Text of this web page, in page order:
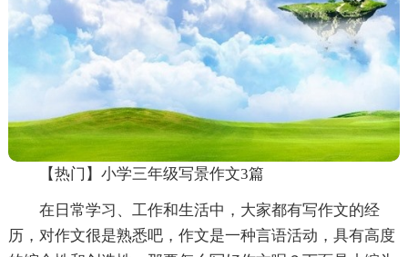
【热门】小学三年级写景作文3篇
在日常学习、工作和生活中，大家都有写作文的经
历，对作文很是熟悉吧，作文是一种言语活动，具有高度